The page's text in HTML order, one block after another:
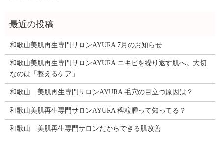
和歌山美肌再生専門サロンAYURA 7月のお知らせ
和歌山美肌再生専門サロンAYURA ニキビを繰り返す肌へ。大切
なのは「整えるケア」
和歌山 美肌再生専門サロンAYURA 毛穴の目立つ原因は？
和歌山美肌再生専門サロンAYURA 稗粒腫って知ってる？
和歌山 美肌再生専門サロンだからできる肌改善